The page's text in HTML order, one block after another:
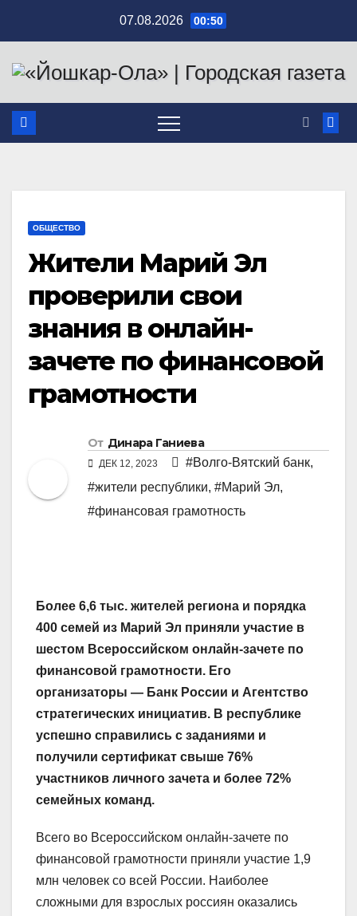
содержимому
07.08.2026 00:50
ОБЩЕСТВО
Жители Марий Эл
проверили свои
знания в онлайн-
зачете по финансовой
грамотности
От Динара Ганиева
ДЕК 12, 2023 #Волго-Вятский банк,
#жители республики, #Марий Эл,
#финансовая грамотность
Более 6,6 тыс. жителей региона и порядка
400 семей из Марий Эл приняли участие в
шестом Всероссийском онлайн-зачете по
финансовой грамотности. Его
организаторы — Банк России и Агентство
стратегических инициатив. В республике
успешно справились с заданиями и
получили сертификат свыше 76%
участников личного зачета и более 72%
семейных команд.
Всего во Всероссийском онлайн-зачете по
финансовой грамотности приняли участие 1,9
млн человек со всей России. Наиболее
сложными для взрослых россиян оказались